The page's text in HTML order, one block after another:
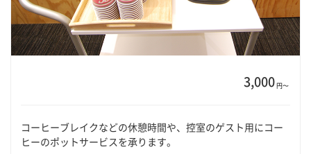
3,000円〜
コーヒーブレイクなどの休憩時間や、控室のゲスト用にコー
ヒーのポットサービスを承ります。